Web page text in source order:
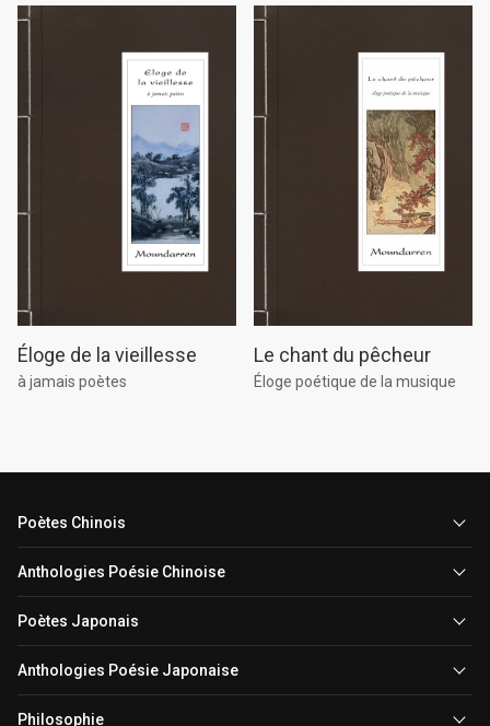
Éloge de la vieillesse
à jamais poètes
Le chant du pêcheur
Éloge poétique de la musique
Poètes Chinois
Anthologies Poésie Chinoise
Poètes Japonais
Anthologies Poésie Japonaise
Philosophie